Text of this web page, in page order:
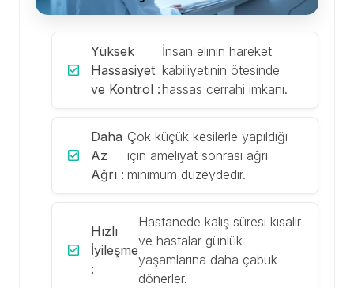
Yüksek
Hassasiyet
ve Kontrol :
İnsan elinin hareket
kabiliyetinin ötesinde
hassas cerrahi imkanı.
Daha
Az
Ağrı :
Çok küçük kesilerle yapıldığı
için ameliyat sonrası ağrı
minimum düzeydedir.
Hızlı
İyileşme
:
Hastanede kalış süresi kısalır
ve hastalar günlük
yaşamlarına daha çabuk
dönerler.